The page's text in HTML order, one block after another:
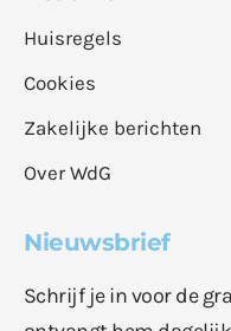
Huisregels
Cookies
Zakelijke berichten
Over WdG
Nieuwsbrief
Schrijf je in voor de